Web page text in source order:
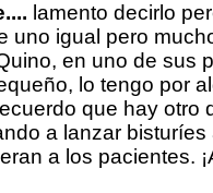
lamento decirlo
uno igual pero
en uno de sus
lo tengo por
que hay otro
a lanzar bisturíes
a los pacientes.